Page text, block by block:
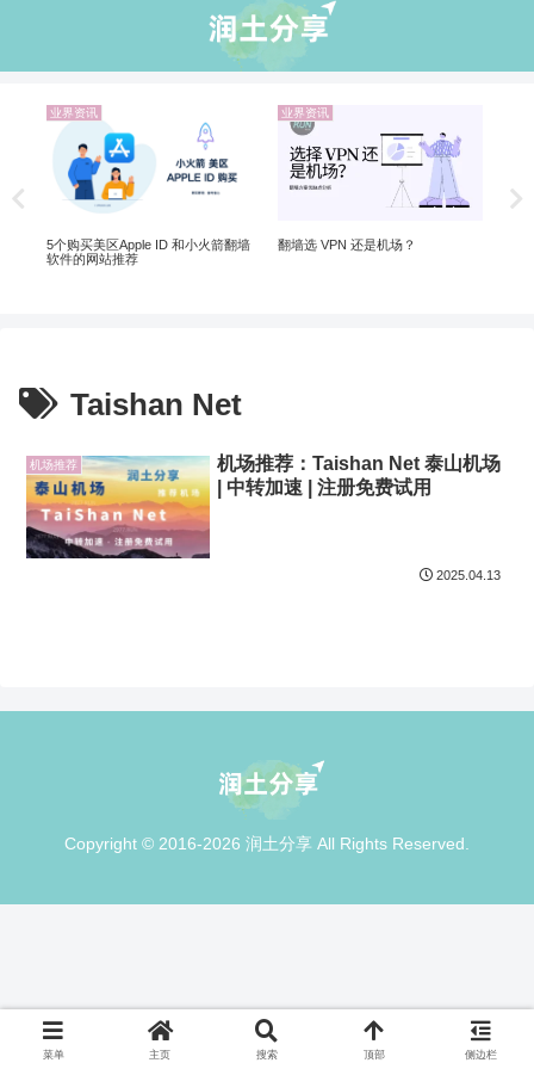
业界资讯
5个购买美区Apple ID 和小火箭翻墙
软件的网站推荐
业界资讯
翻墙选 VPN 还是机场？
Taishan Net
机场推荐
机场推荐：Taishan Net 泰山机场
| 中转加速 | 注册免费试用
2025.04.13
Copyright © 2016-2026 润土分享 All Rights Reserved.
菜单 主页 搜索 顶部 侧边栏